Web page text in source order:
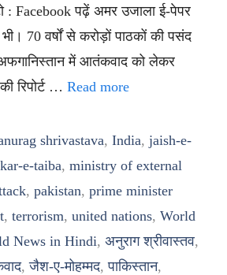
: Facebook पढ़ें अमर उजाला ई-पेपर
70 वर्षों से करोड़ों पाठकों की पसंद
में आतंकवाद को लेकर
रिपोर्ट … Read more
shrivastava, India, jaish-e-
e-taiba, ministry of external
, pakistan, prime minister
, terrorism, united nations, World
News in Hindi, अनुराग श्रीवास्तव,
,जैश-ए-मोहम्मद,पाकिस्तान,